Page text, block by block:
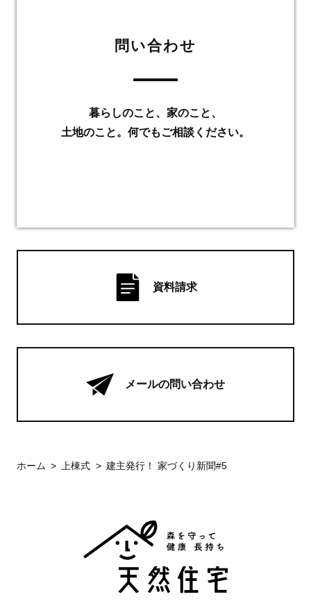
資料請求
問い合わせ
暮らしのこと、家のこと、
土地のこと。何でもご相談ください。
メールの問い合わせ
ホーム 上棟式 建主発行！ 家づくり新聞#5